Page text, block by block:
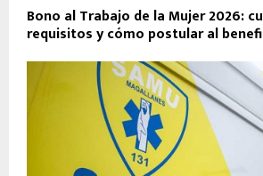
Bono al Trabajo de la Mujer 2026:
requisitos y cómo postular al